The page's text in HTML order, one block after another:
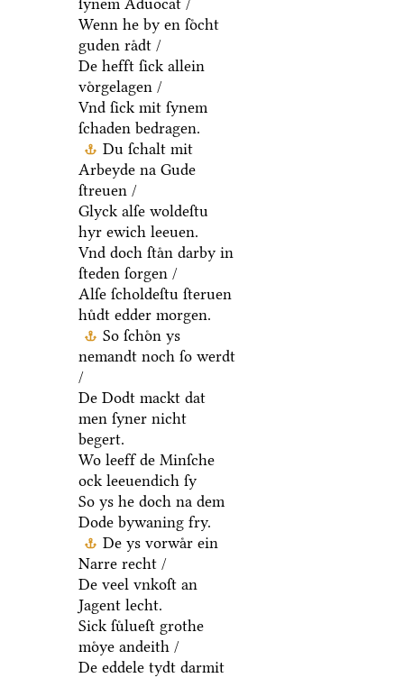
ſynem Aduocat /
Wenn he by en ſoͤcht
guden raͤdt /
De hefft ſick allein
voͤrgelagen /
Vnd ſick mit ſynem
ſchaden bedragen.
Du ſchalt mit
Arbeyde na Gude
ſtreuen /
Glyck alſe woldeſtu
hyr ewich leeuen.
Vnd doch ſtaͤn darby in
ſteden ſorgen /
Alſe ſcholdeſtu ſteruen
huͤdt edder morgen.
So ſchoͤn ys
nemandt noch ſo werdt
/
De Dodt mackt dat
men ſyner nicht
begert.
Wo leeff de Minſche
ock leeuendich ſy
So ys he doch na dem
Dode bywaning fry.
De ys vorwaͤr ein
Narre recht /
De veel vnkoſt an
Jagent lecht.
Sick ſuͤlueſt grothe
moͤye andeith /
De eddele tydt darmit